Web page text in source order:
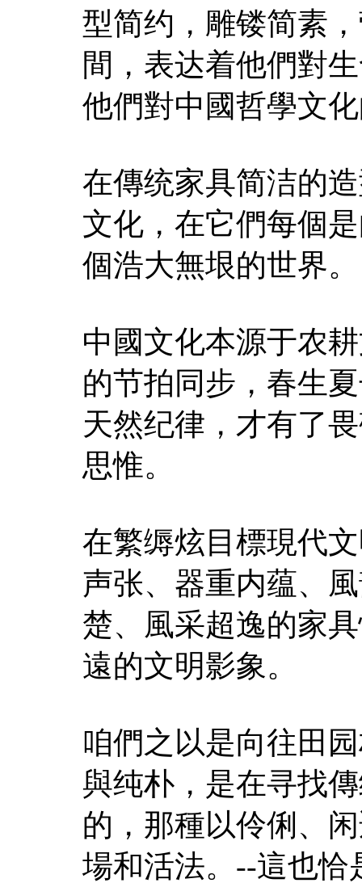
型简约，雕镂简素
間，表达着他們對
他們對中國哲學文
在傳统家具简洁的
文化，在它們每個
個浩大無垠的世界。
中國文化本源于农
的节拍同步，春生
天然纪律，才有了
思惟。
在繁缛炫目標現代
声张、器重内蕴、
楚、風采超逸的家
遠的文明影象。
咱們之以是向往田
與纯朴，是在寻找
的，那種以伶俐、
場和活法。--這也恰